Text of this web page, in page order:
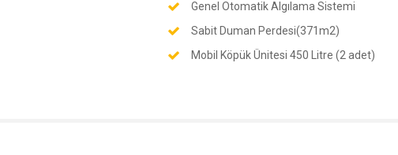
Genel Otomatik Algılama Sistemi
Sabit Duman Perdesi(371m2)
Mobil Köpük Ünitesi 450 Litre (2 adet)